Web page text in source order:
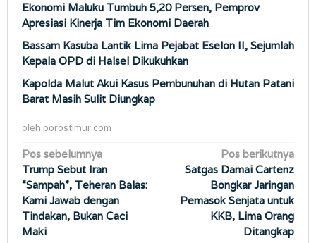
Ekonomi Maluku Tumbuh 5,20 Persen, Pemprov
Apresiasi Kinerja Tim Ekonomi Daerah
Bassam Kasuba Lantik Lima Pejabat Eselon II, Sejumlah
Kepala OPD di Halsel Dikukuhkan
Kapolda Malut Akui Kasus Pembunuhan di Hutan Patani
Barat Masih Sulit Diungkap
oleh porostimur.com
Navigasi
pos
Pos sebelumnya
Trump Sebut Iran
“Sampah”, Teheran Balas:
Kami Jawab dengan
Tindakan, Bukan Caci
Maki
Pos berikutnya
Satgas Damai Cartenz
Bongkar Jaringan
Pemasok Senjata untuk
KKB, Lima Orang
Ditangkap